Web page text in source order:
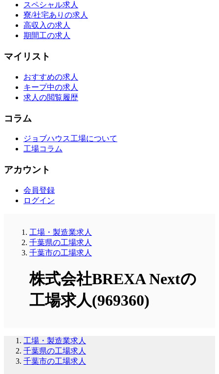
スペシャル求人
寮/社宅ありの求人
高収入の求人
期間工の求人
マイリスト
おすすめの求人
キープ中の求人
求人の閲覧履歴
コラム
ジョブハウス工場について
工場コラム
アカウント
会員登録
ログイン
工場・製造業求人
千葉県の工場求人
千葉市の工場求人
株式会社BREXA Nextの
工場求人(969360)
工場・製造業求人
千葉県の工場求人
千葉市の工場求人